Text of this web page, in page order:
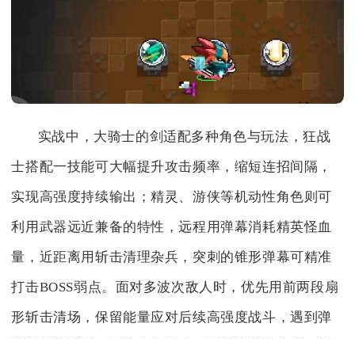
实战中，大骑士的剑适配多种角色与玩法，狂战
士搭配一技能可大幅提升攻击频率，缩短连招间隔，
实现高强度持续输出；精灵、游侠等机动性角色则可
利用武器远近兼备的特性，远程用弹幕消耗精英怪血
量，近距离用斩击清理杂兵，突刺的锥形弹幕可精准
打击BOSS弱点。面对多波次敌人时，优先用前两段扇
形斩击清场，保留能量应对后续高强度战斗，遇到弹